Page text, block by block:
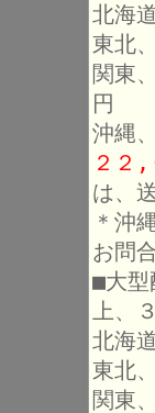
北海
東北
関東
円
沖縄
２２,
は、
＊沖
お問
■大
上、
北海
東北
関東